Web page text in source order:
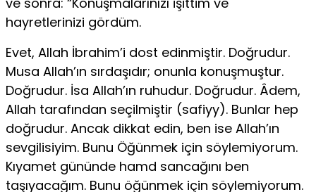
hayretlerinizi gör­düm.
Evet, Allah İbrahim’i dost edinmiştir. Doğrudur.
Musa Allah’ın sırdaşıdır; onunla konuşmuştur.
Doğrudur. İsa Allah’ın ruhudur. Doğrudur. Âdem,
Allah tarafından seçilmiştir (safiyy). Bunlar hep
doğrudur. Ancak dikkat edin, ben ise Allah’ın
sevgilisiyim. Bunu Öğünmek için söylemiyorum.
Kıyamet gününde hamd sancağını ben
taşıyacağım. Bunu öğünmek için söylemiyorum.